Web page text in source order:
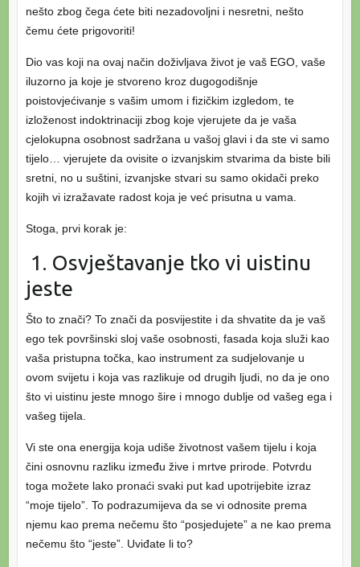
nešto zbog čega ćete biti nezadovoljni i nesretni, nešto
čemu ćete prigovoriti!
Dio vas koji na ovaj način doživljava život je vaš EGO, vaše
iluzorno ja koje je stvoreno kroz dugogodišnje
poistovjećivanje s vašim umom i fizičkim izgledom, te
izloženost indoktrinaciji zbog koje vjerujete da je vaša
cjelokupna osobnost sadržana u vašoj glavi i da ste vi samo
tijelo… vjerujete da ovisite o izvanjskim stvarima da biste bili
sretni, no u suštini, izvanjske stvari su samo okidači preko
kojih vi izražavate radost koja je već prisutna u vama.
Stoga, prvi korak je:
1. Osvještavanje tko vi uistinu
jeste
Što to znači? To znači da posvijestite i da shvatite da je vaš
ego tek površinski sloj vaše osobnosti, fasada koja služi kao
vaša pristupna točka, kao instrument za sudjelovanje u
ovom svijetu i koja vas razlikuje od drugih ljudi, no da je ono
što vi uistinu jeste mnogo šire i mnogo dublje od vašeg ega i
vašeg tijela.
Vi ste ona energija koja udiše životnost vašem tijelu i koja
čini osnovnu razliku između žive i mrtve prirode. Potvrdu
toga možete lako pronaći svaki put kad upotrijebite izraz
“moje tijelo”. To podrazumijeva da se vi odnosite prema
njemu kao prema nečemu što “posjedujete” a ne kao prema
nečemu što “jeste”. Uviđate li to?